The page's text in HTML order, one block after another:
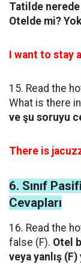
Tatilde
Otelde mi?
I want to stay
15. Read the
What is there
ve şu soruyu
There is
6. Sınıf
Cevapları
16. Read the
false (F). Otel
veya yanlış (F)